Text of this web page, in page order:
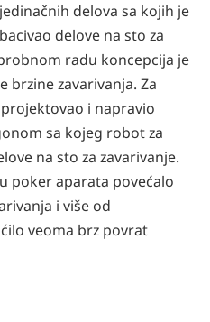
delova sa kojih je
delove na sto za
radu koncepcija je
brzine zavarivanja. Za
i napravio
sa kojeg robot za
na sto za zavarivanje.
poker aparata povećalo
i više od
veoma brz povrat